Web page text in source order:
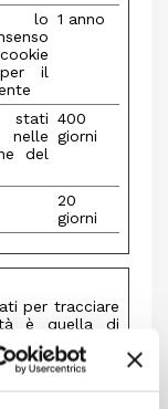
lo
il
1 anno
stati
del
400
giorni
20
giorni
per tracciare
è quella di
rilevanti e
di maggior
parti.